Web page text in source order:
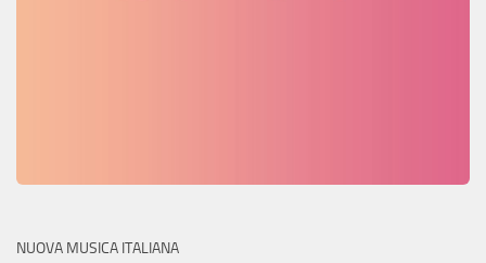
NUOVA MUSICA ITALIANA